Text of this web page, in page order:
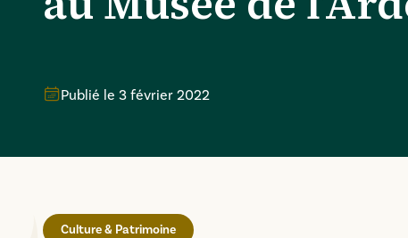
Publié le 3 février 2022
Culture & Patrimoine